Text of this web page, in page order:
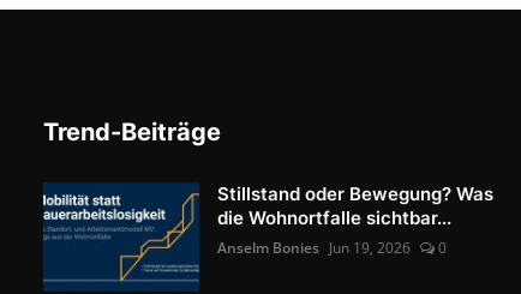
Trend-Beiträge
Stillstand oder Bewegung? Was
die Wohnortfalle sichtbar...
Anselm Bonies Jun 19, 2026 0